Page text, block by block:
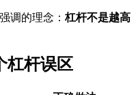
调的理念：‌ 杠杆不是越高
杠杆误区